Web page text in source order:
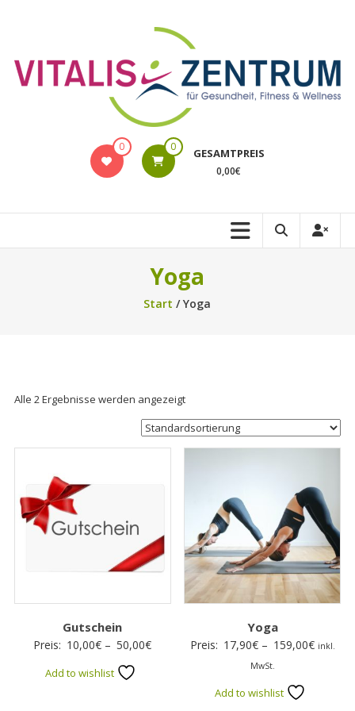
Rostock
Shop
0 0 GESAMTPREIS
0,00€
Yoga
Start / Yoga
Alle 2 Ergebnisse werden angezeigt
Gutschein
Preis: 10,00€ – 50,00€Preisspanne:
Add to wishlist
Yoga
Preis: 17,90€ – 159,00€ inkl.
MwSt.
Add to wishlist